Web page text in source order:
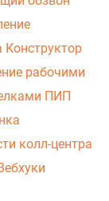
Конструктор
рабочими
ПИП
колл-центра